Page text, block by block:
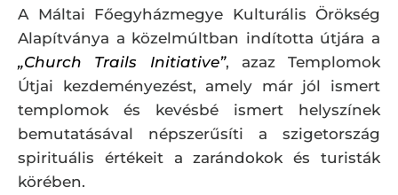
A Máltai Főegyházmegye Kulturális Örökség
Alapítványa a közelmúltban indította útjára a
„Church Trails Initiative”, azaz Templomok
Útjai kezdeményezést, amely már jól ismert
templomok és kevésbé ismert helyszínek
bemutatásával népszerűsíti a szigetország
spirituális értékeit a zarándokok és turisták
körében.